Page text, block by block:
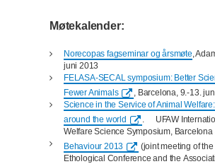
Møtekalender:
Norecopas fagseminar og årsmøte,
juni 2013
FELASA-SECAL symposium: Better
Fewer Animals
, Barcelona, 9.-13.
Science in the Service of Animal
around the world
. UFAW
Welfare Science Symposium, Barcelona
Behaviour 2013
(joint meeting of the
Ethological Conference and the